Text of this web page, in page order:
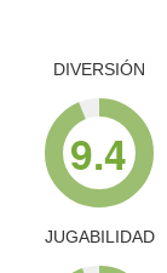
DIVERSIÓN
9.4
JUGABILIDAD